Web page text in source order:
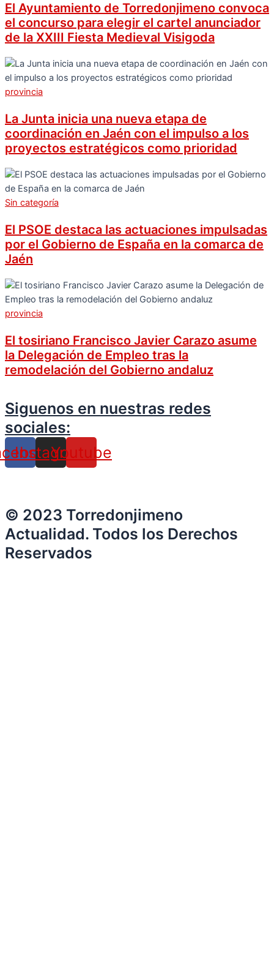
El Ayuntamiento de Torredonjimeno convoca
el concurso para elegir el cartel anunciador
de la XXIII Fiesta Medieval Visigoda
provincia
La Junta inicia una nueva etapa de
coordinación en Jaén con el impulso a los
proyectos estratégicos como prioridad
Sin categoría
El PSOE destaca las actuaciones impulsadas
por el Gobierno de España en la comarca de
Jaén
provincia
El tosiriano Francisco Javier Carazo asume
la Delegación de Empleo tras la
remodelación del Gobierno andaluz
Siguenos en nuestras redes
sociales:
Instagram
Youtube
© 2023 Torredonjimeno
Actualidad. Todos los Derechos
Reservados